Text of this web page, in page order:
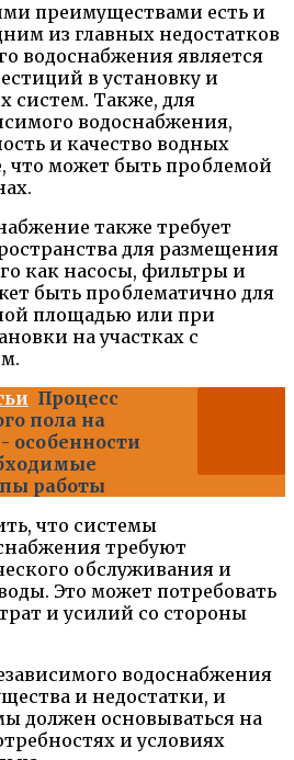
преимуществами есть и
из главных недостатков
водоснабжения является
в установку и
систем. Также, для
водоснабжения,
и качество водных
что может быть проблемой
также требует
для размещения
как насосы, фильтры и
быть проблематично для
площадью или при
на участках с
Процесс
пола на
особенности
работы
что системы
требуют
обслуживания и
Это может потребовать
и усилий со стороны
водоснабжения
и недостатки, и
должен основываться на
и условиях